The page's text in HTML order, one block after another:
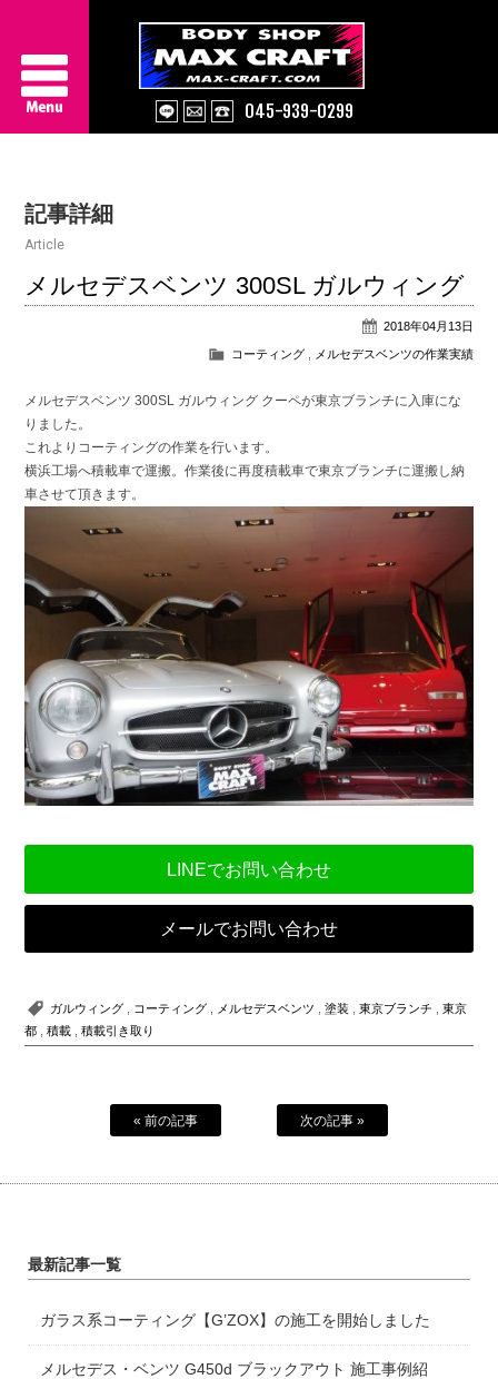
045-939-0299
About Us
Works
記事詳細
Article
メルセデスベンツ 300SL ガルウィング
2018年04月13日
コーティング, メルセデスベンツの作業実績
メルセデスベンツ 300SL ガルウィング クーペが東京ブランチに入庫にな
りました。
これよりコーティングの作業を行います。
横浜工場へ積載車で運搬。作業後に再度積載車で東京ブランチに運搬し納
車させて頂きます。
LINEでお問い合わせ
メールでお問い合わせ
ガルウィング コーティング メルセデスベンツ ,塗装 ,東京ブランチ
東京
都 ,積載 ,積載引き取り
« 前の記事 次の記事 »
最新記事一覧
ガラス系コーティング【G’ZOX】の施工を開始しました
メルセデス・ベンツ G450d ブラックアウト 施工事例紹